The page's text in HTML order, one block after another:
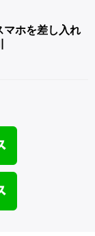
マホを差し入れ